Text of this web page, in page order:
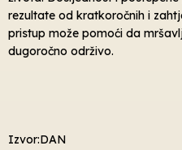
rezultate od kratkoročnih i
pristup može pomoći da
dugoročno održivo.
Izvor:DAN